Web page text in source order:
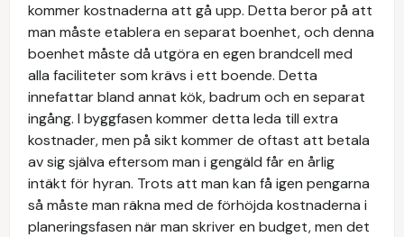
kommer kostnaderna att gå upp. Detta beror på att
man måste etablera en separat boenhet, och denna
boenhet måste då utgöra en egen brandcell med
alla faciliteter som krävs i ett boende. Detta
innefattar bland annat kök, badrum och en separat
ingång. I byggfasen kommer detta leda till extra
kostnader, men på sikt kommer de oftast att betala
av sig själva eftersom man i gengäld får en årlig
intäkt för hyran. Trots att man kan få igen pengarna
så måste man räkna med de förhöjda kostnaderna i
planeringsfasen när man skriver en budget, men det